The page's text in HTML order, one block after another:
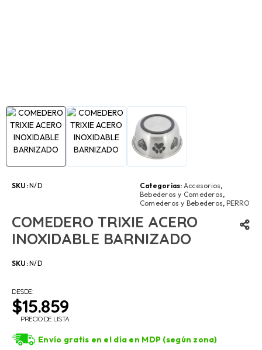
SKU:N/D Categorías: Accesorios,
Bebederos y Comederos,
Comederos y Bebederos, PERRO
COMEDERO TRIXIE ACERO
INOXIDABLE BARNIZADO
SKU:N/D
DESDE:
$15.859
PRECIO DE LISTA
Envío gratis en el día en MDP (según zona)